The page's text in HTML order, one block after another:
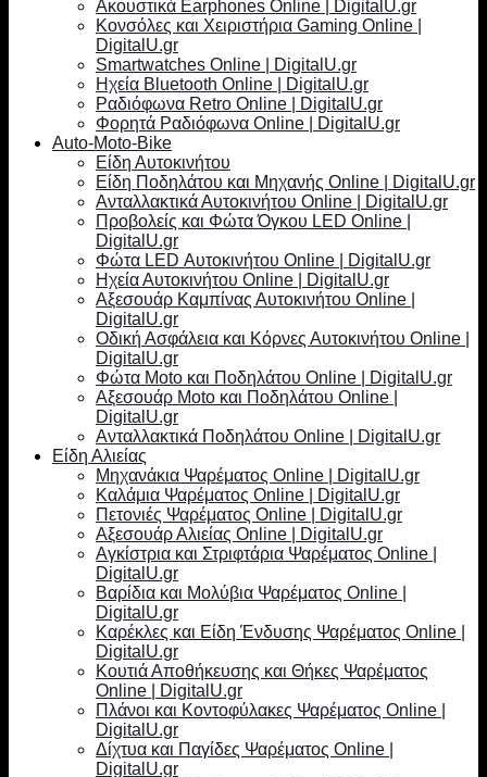
Ακουστικά Earphones Online | DigitalU.gr
Κονσόλες και Χειριστήρια Gaming Online |
DigitalU.gr
Smartwatches Online | DigitalU.gr
Ηχεία Bluetooth Online | DigitalU.gr
Ραδιόφωνα Retro Online | DigitalU.gr
Φορητά Ραδιόφωνα Online | DigitalU.gr
Auto-Moto-Bike
Είδη Αυτοκινήτου
Είδη Ποδηλάτου και Μηχανής Online | DigitalU.gr
Ανταλλακτικά Αυτοκινήτου Online | DigitalU.gr
Προβολείς και Φώτα Όγκου LED Online |
DigitalU.gr
Φώτα LED Αυτοκινήτου Online | DigitalU.gr
Ηχεία Αυτοκινήτου Online | DigitalU.gr
Αξεσουάρ Καμπίνας Αυτοκινήτου Online |
DigitalU.gr
Οδική Ασφάλεια και Κόρνες Αυτοκινήτου Online |
DigitalU.gr
Φώτα Moto και Ποδηλάτου Online | DigitalU.gr
Αξεσουάρ Moto και Ποδηλάτου Online |
DigitalU.gr
Ανταλλακτικά Ποδηλάτου Online | DigitalU.gr
Είδη Αλιείας
Μηχανάκια Ψαρέματος Online | DigitalU.gr
Καλάμια Ψαρέματος Online | DigitalU.gr
Πετονιές Ψαρέματος Online | DigitalU.gr
Αξεσουάρ Αλιείας Online | DigitalU.gr
Αγκίστρια και Στριφτάρια Ψαρέματος Online |
DigitalU.gr
Βαρίδια και Μολύβια Ψαρέματος Online |
DigitalU.gr
Καρέκλες και Είδη Ένδυσης Ψαρέματος Online |
DigitalU.gr
Κουτιά Αποθήκευσης και Θήκες Ψαρέματος
Online | DigitalU.gr
Πλάνοι και Κοντοφύλακες Ψαρέματος Online |
DigitalU.gr
Δίχτυα και Παγίδες Ψαρέματος Online |
DigitalU.gr